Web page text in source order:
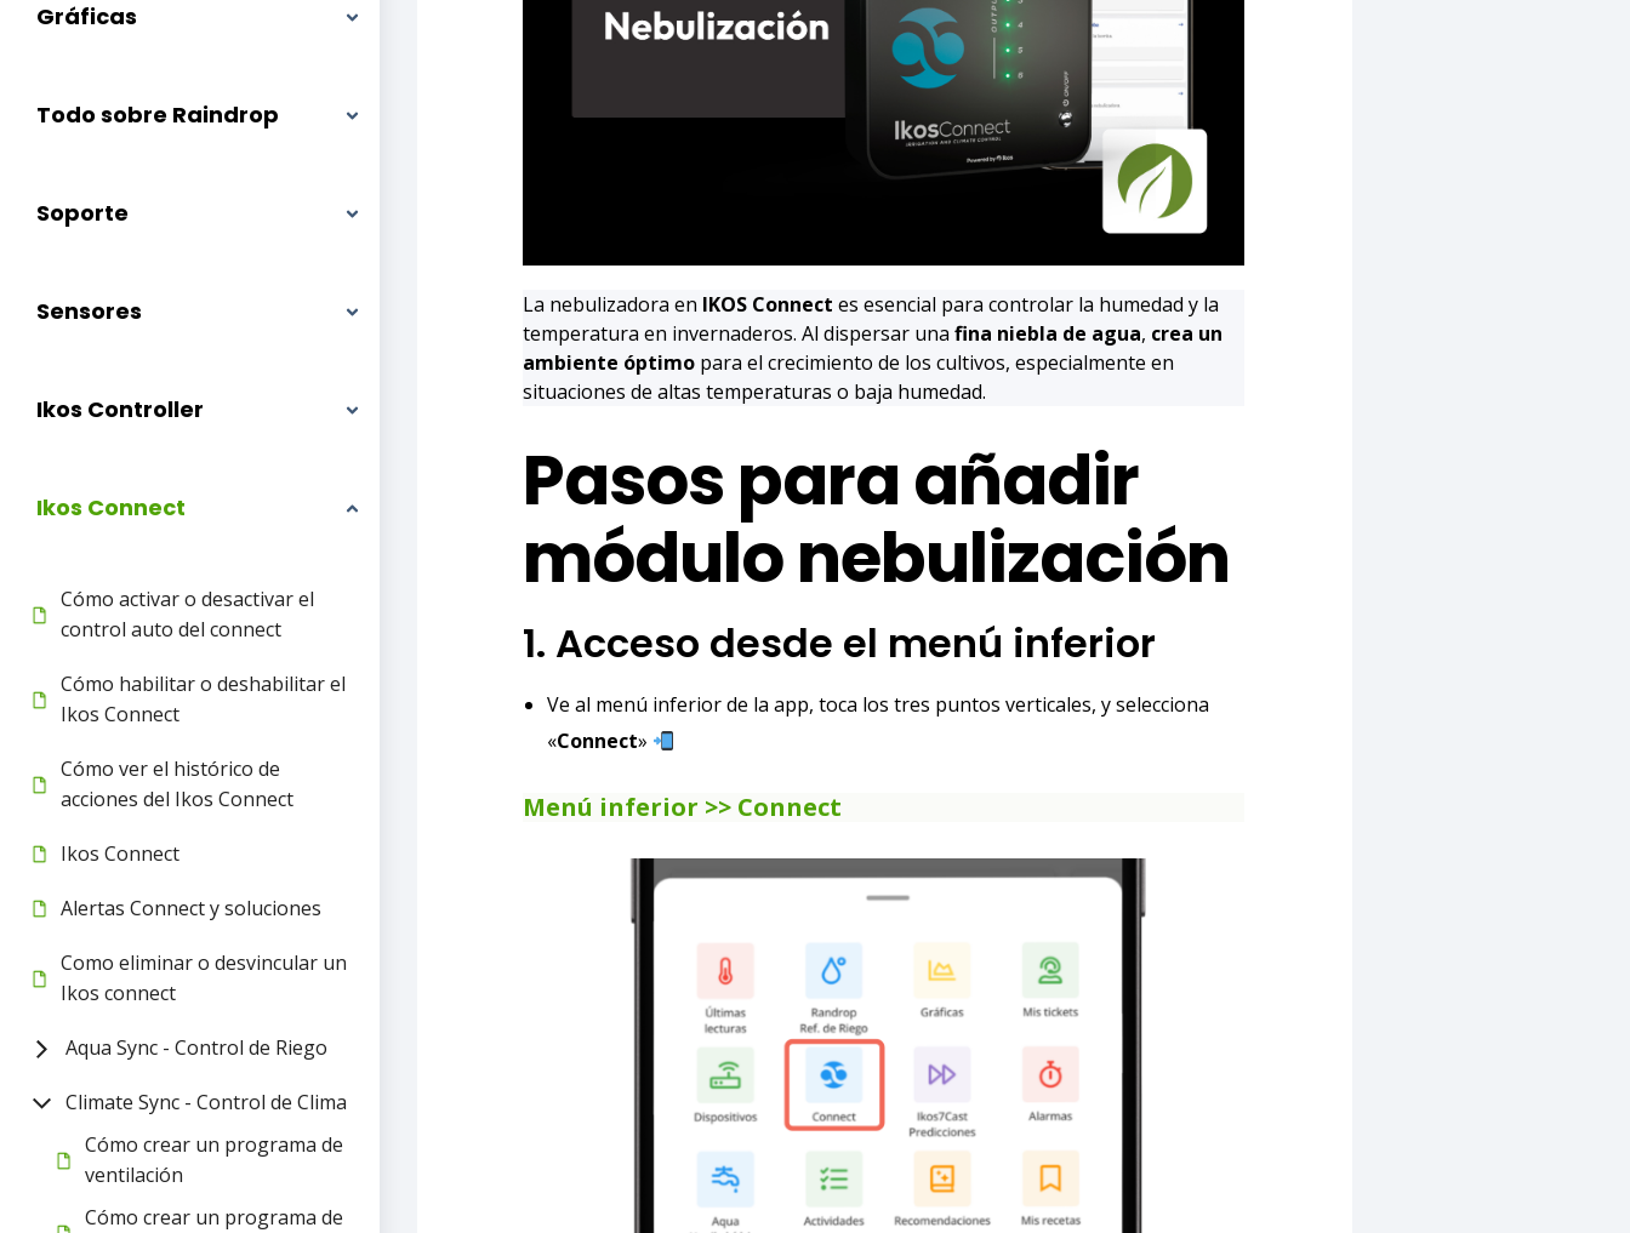
Gráficas
Todo sobre Raindrop
Soporte
Sensores
Ikos Controller
Ikos Connect
Cómo activar o desactivar el
control auto del connect
Cómo habilitar o deshabilitar el
Ikos Connect
Cómo ver el histórico de
acciones del Ikos Connect
Ikos Connect
Alertas Connect y soluciones
Como eliminar o desvincular un
Ikos connect
Aqua Sync - Control de Riego
Climate Sync - Control de Clima
Cómo crear un programa de
ventilación
Cómo crear un programa de
La nebulizadora en IKOS Connect es esencial para controlar la humedad y la
temperatura en invernaderos. Al dispersar una fina niebla de agua, crea un
ambiente óptimopara el crecimiento de los cultivos, especialmente en
situaciones de altas temperaturas o baja humedad.
Pasos para añadir
módulo nebulización
1. Acceso desde el menú inferior
Ve al menú inferior de la app, toca los tres puntos verticales, y selecciona
«Connect»
Menú inferior >> Connect